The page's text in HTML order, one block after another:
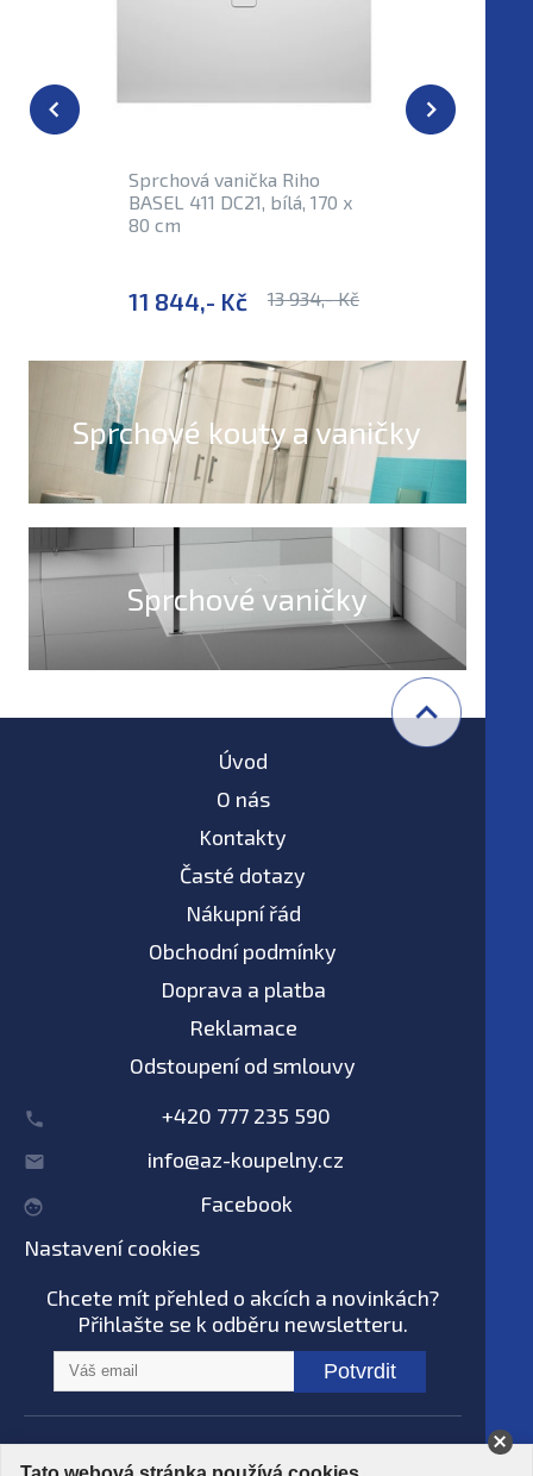
Sprchová vanička Riho
BASEL 411 DC21, bílá, 170 x
80 cm
11 844,- Kč 13 934,- Kč
Sprchové kouty a vaničky
Sprchové vaničky
Úvod
O nás
Kontakty
Časté dotazy
Nákupní řád
Obchodní podmínky
Doprava a platba
Reklamace
Odstoupení od smlouvy
+420 777 235 590
info@az-koupelny.cz
Facebook
Nastavení cookies
Chcete mít přehled o akcích a novinkách?
Přihlašte se k odběru newsletteru.
Potvrdit